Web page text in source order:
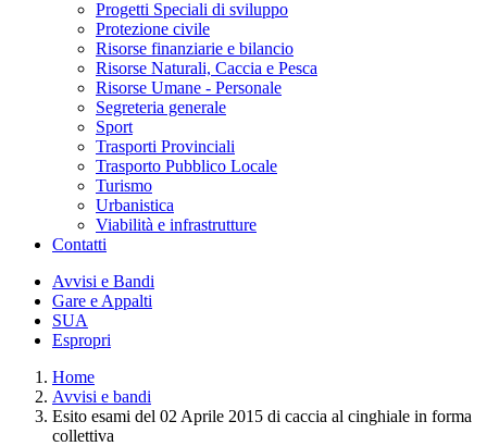
Progetti Speciali di sviluppo
Protezione civile
Risorse finanziarie e bilancio
Risorse Naturali, Caccia e Pesca
Risorse Umane - Personale
Segreteria generale
Sport
Trasporti Provinciali
Trasporto Pubblico Locale
Turismo
Urbanistica
Viabilità e infrastrutture
Contatti
Avvisi e Bandi
Gare e Appalti
SUA
Espropri
Home
Avvisi e bandi
Esito esami del 02 Aprile 2015 di caccia al cinghiale in forma
collettiva